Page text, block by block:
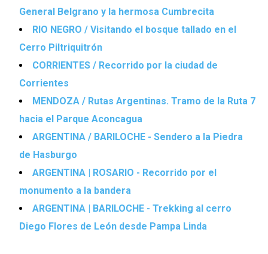
General Belgrano y la hermosa Cumbrecita
RIO NEGRO / Visitando el bosque tallado en el
Cerro Piltriquitrón
CORRIENTES / Recorrido por la ciudad de
Corrientes
MENDOZA / Rutas Argentinas. Tramo de la Ruta 7
hacia el Parque Aconcagua
ARGENTINA / BARILOCHE - Sendero a la Piedra
de Hasburgo
ARGENTINA | ROSARIO - Recorrido por el
monumento a la bandera
ARGENTINA | BARILOCHE - Trekking al cerro
Diego Flores de León desde Pampa Linda